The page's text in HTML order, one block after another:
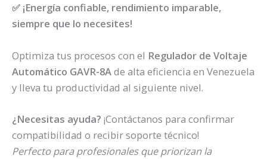
✅ ¡Energía confiable, rendimiento imparable,
siempre que lo necesites!
Optimiza tus procesos con el Regulador de Voltaje
Automático GAVR-8Ade alta eficiencia en Venezuela
y lleva tu productividad al siguiente nivel.
¿Necesitas ayuda? ¡Contáctanos para confirmar
compatibilidad o recibir soporte técnico!
Perfecto para profesionales que priorizan la